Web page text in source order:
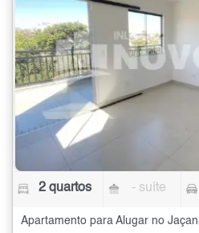
2 quartos - suíte
Apartamento para Alugar no